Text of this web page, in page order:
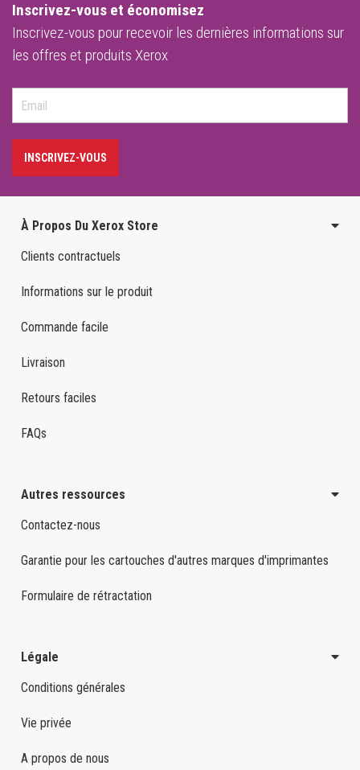
Inscrivez-vous et économisez
Inscrivez-vous pour recevoir les dernières informations sur
les offres et produits Xerox
INSCRIVEZ-VOUS
À Propos Du Xerox Store
Clients contractuels
Informations sur le produit
Commande facile
Livraison
Retours faciles
FAQs
Autres ressources
Contactez-nous
Garantie pour les cartouches d'autres marques d'imprimantes
Formulaire de rétractation
Légale
Conditions générales
Vie privée
A propos de nous